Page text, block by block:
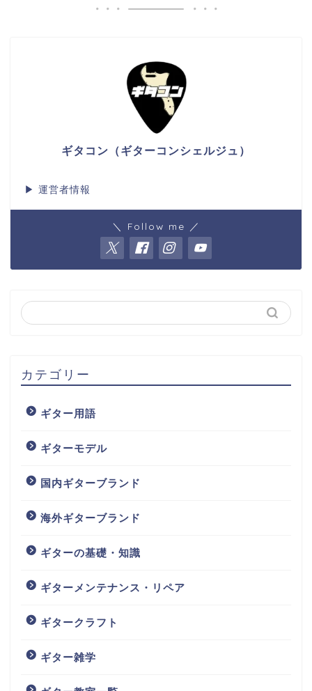
ギタコン（ギターコンシェルジュ）
▶ 運営者情報
＼ Follow me ／
カテゴリー
ギター用語
ギターモデル
国内ギターブランド
海外ギターブランド
ギターの基礎・知識
ギターメンテナンス・リペア
ギタークラフト
ギター雑学